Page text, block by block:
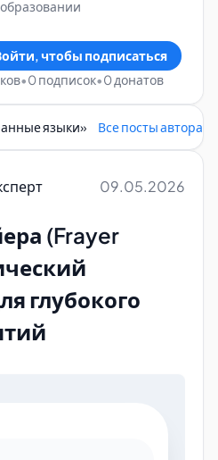
чтобы подписаться
•0 подписок•0 донатов
языки» Все посты автора
09.05.2026
(Frayer
глубокого